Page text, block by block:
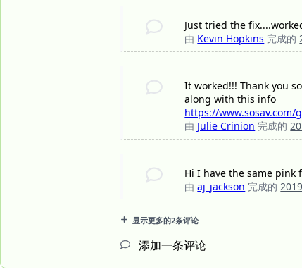
Just tried the
由 Kevin Hopkins 完成的
It worked!!! Thank you
along with this info
https://www.sosav.com/
由 Julie Crinion 完成的
Hi I have the same pink
由 aj_jackson 完成的
显示更多的2条评论
添加一条评论